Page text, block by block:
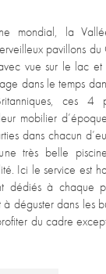
mondial, la
pavillons du
vue sur le lac et
dans le temps
ces 4
mobilier
dans chacun
très belle
Ici le service est
dédiés à chaque
déguster dans les
du cadre